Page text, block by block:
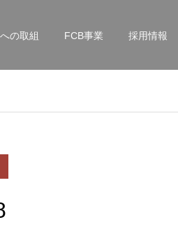
の取組 FCB事業 採用情報